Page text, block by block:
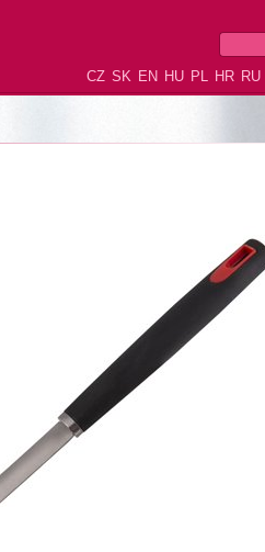
CZ SK EN HU PL HR RU